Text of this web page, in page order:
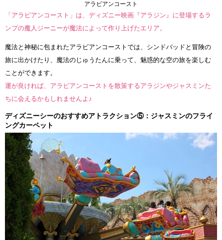
アラビアンコースト
「アラビアンコースト」は、ディズニー映画『アラジン』に登場するラ
ンプの魔人ジーニーが魔法によって作り上げたエリア。
魔法と神秘に包まれたアラビアンコーストでは、シンドバッドと冒険の
旅に出かけたり、魔法のじゅうたんに乗って、魅惑的な空の旅を楽しむ
ことができます。
運が良ければ、アラビアンコーストを散策するアラジンやジャスミンた
ちに会えるかもしれませんよ♪
ディズニーシーのおすすめアトラクション⑤：ジャスミンのフライ
ングカーペット